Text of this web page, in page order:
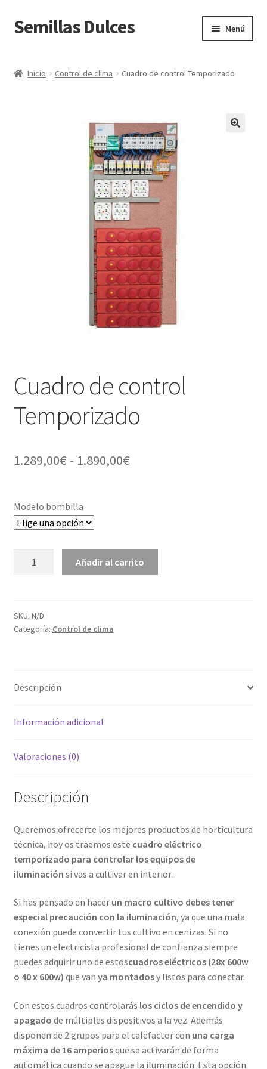
Ir
a
navegación
Ir
al
Semillas Dulces Menú
Devoluciones y gastos de envío
Política de privacidad
Inicio Control de clima Cuadro de control Temporizado
Cuadro de control
Temporizado
1.289,00€ - 1.890,00€Rango
1.289,00€
hasta
Modelo bombilla
cantidad
Añadir al carrito
SKU: N/D
Categoría: Control de clima
Descripción
Información adicional
Valoraciones (0)
Descripción
Queremos ofrecerte los mejores productos de horticultura
técnica, hoy os traemos este cuadro eléctrico
temporizado para controlar los equipos de
iluminación si vas a cultivar en interior.
Si has pensado en hacer un macro cultivo debes tener
especial precaución con la iluminación, ya que una mala
conexión puede convertir tus cultivo en cenizas. Si no
tienes un electricista profesional de confianza siempre
puedes adquirir uno de estoscuadros eléctricos (28x 600w
o 40 x 600w) que van ya montadosy listos para conectar.
Con estos cuadros controlarás los ciclos de encendido y
apagado de múltiples dispositivos a la vez. Además
disponen de 2 grupos para el calefactor con una carga
máxima de 16 amperiosque se activarán de forma
automática cuando se apague la iluminación. Esta opción